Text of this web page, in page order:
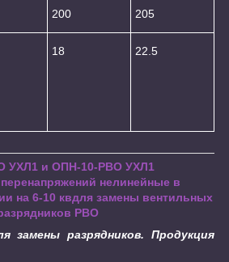
200 205
18 22.5
УХЛ1 и ОПН-10-РВО УХЛ1
нелинейные в
на 6-10 квдля замены вентильных
РВО
разрядников. Продукция